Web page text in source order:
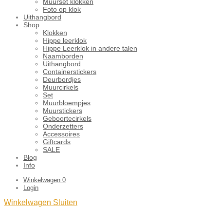
Foto op klok
Uithangbord
Shop
Klokken
Hippe leerklok
Hippe Leerklok in andere talen
Naamborden
Uithangbord
Containerstickers
Deurbordjes
Muurcirkels
Set
Muurbloempjes
Muurstickers
Geboortecirkels
Onderzetters
Accessoires
Giftcards
SALE
Blog
Info
Winkelwagen 0
Login
Winkelwagen Sluiten